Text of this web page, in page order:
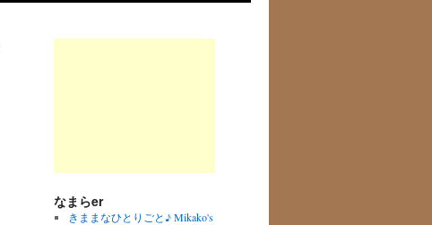
なまらer
きままなひとりごと♪ Mikako's